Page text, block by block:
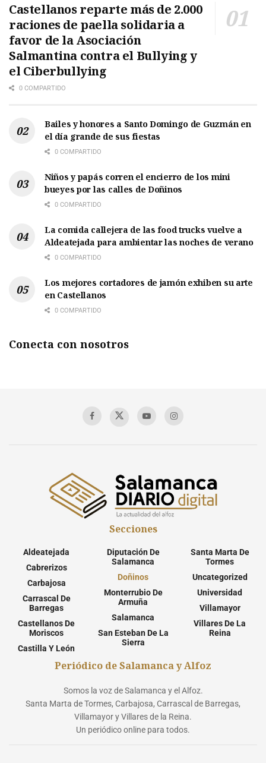
Castellanos reparte más de 2.000
raciones de paella solidaria a
favor de la Asociación
Salmantina contra el Bullying y
el Ciberbullying
0 COMPARTIDO
Bailes y honores a Santo Domingo de Guzmán en
el día grande de sus fiestas
0 COMPARTIDO
Niños y papás corren el encierro de los mini
bueyes por las calles de Doñinos
0 COMPARTIDO
La comida callejera de las food trucks vuelve a
Aldeatejada para ambientar las noches de verano
0 COMPARTIDO
Los mejores cortadores de jamón exhiben su arte
en Castellanos
0 COMPARTIDO
Conecta con nosotros
Secciones
Aldeatejada
Cabrerizos
Carbajosa
Carrascal De
Barregas
Castellanos De
Moriscos
Castilla Y León
Diputación De
Salamanca
Doñinos
Monterrubio De
Armuña
Salamanca
San Esteban De La
Sierra
Santa Marta De
Tormes
Uncategorized
Universidad
Villamayor
Villares De La
Reina
Periódico de Salamanca y Alfoz
Somos la voz de Salamanca y el Alfoz.
Santa Marta de Tormes, Carbajosa, Carrascal de Barregas,
Villamayor y Villares de la Reina.
Un periódico online para todos.